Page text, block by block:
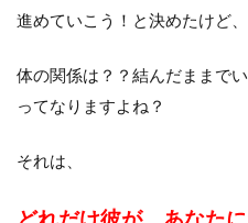
進めていこう！と決めたけど、
体の関係は？？結んだままで
ってなりますよね？
それは、